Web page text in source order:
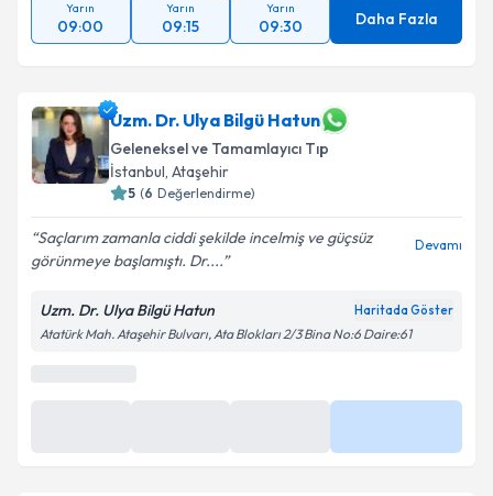
Yarın
09:00
Yarın
09:15
Yarın
09:30 Daha Fazla
Uzm. Dr. Ulya Bilgü Hatun
Geleneksel ve Tamamlayıcı Tıp
İstanbul, Ataşehir
5 (6 Değerlendirme)
Saçlarım zamanla ciddi şekilde incelmiş ve güçsüz
görünmeye başlamıştı. Dr....
Devamı
Uzm. Dr. Ulya Bilgü Hatun Haritada Göster
Atatürk Mah. Ataşehir Bulvarı, Ata Blokları 2/3 Bina No:6 Daire:61